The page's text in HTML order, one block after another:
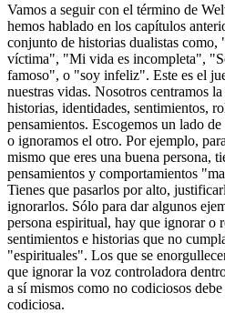
Vamos a seguir con el término de
hemos hablado en los capítulos
conjunto de historias dualistas
víctima", "Mi vida es incompleta",
famoso", o "soy infeliz". Este es el
nuestras vidas. Nosotros centramos
historias, identidades, sentimientos,
pensamientos. Escogemos un lado
o ignoramos el otro. Por ejemplo,
mismo que eres una buena persona,
pensamientos y comportamientos
Tienes que pasarlos por alto,
ignorarlos. Sólo para dar algunos
persona espiritual, hay que ignorar o
sentimientos e historias que no
"espirituales". Los que se
que ignorar la voz controladora
a sí mismos como no codiciosos
codiciosa.